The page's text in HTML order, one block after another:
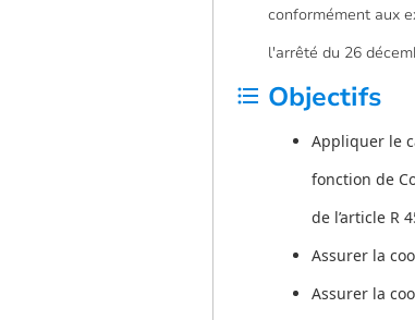
conformément aux
l'arrêté du 26
format_list_bulleted Objectifs
Appliquer le
fonction de
de l’article R
Assurer la
Assurer la